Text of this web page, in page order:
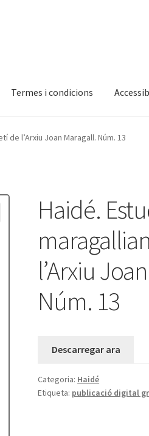
Termes i condicions
Finalitzar compraNovetats
de l’Arxiu Joan Maragall. Núm. 13
Haidé.
l’Arxiu
Núm. 13
Descarregar ara
Categoria: Haidé
Etiqueta: publicació digital